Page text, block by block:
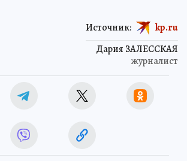
Дария ЗАЛЕССКАЯ
журналист
Источник: kp.ru